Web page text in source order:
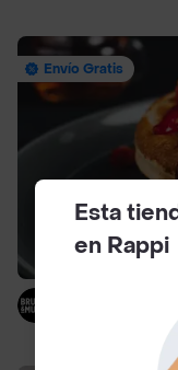
Envío Gratis
Brunch &
Esta
en Rappi